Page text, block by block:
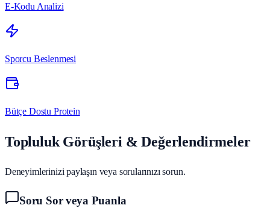
E-Kodu Analizi
Sporcu Beslenmesi
Bütçe Dostu Protein
Topluluk Görüşleri & Değerlendirmeler
Deneyimlerinizi paylaşın veya sorularınızı sorun.
Soru Sor veya Puanla